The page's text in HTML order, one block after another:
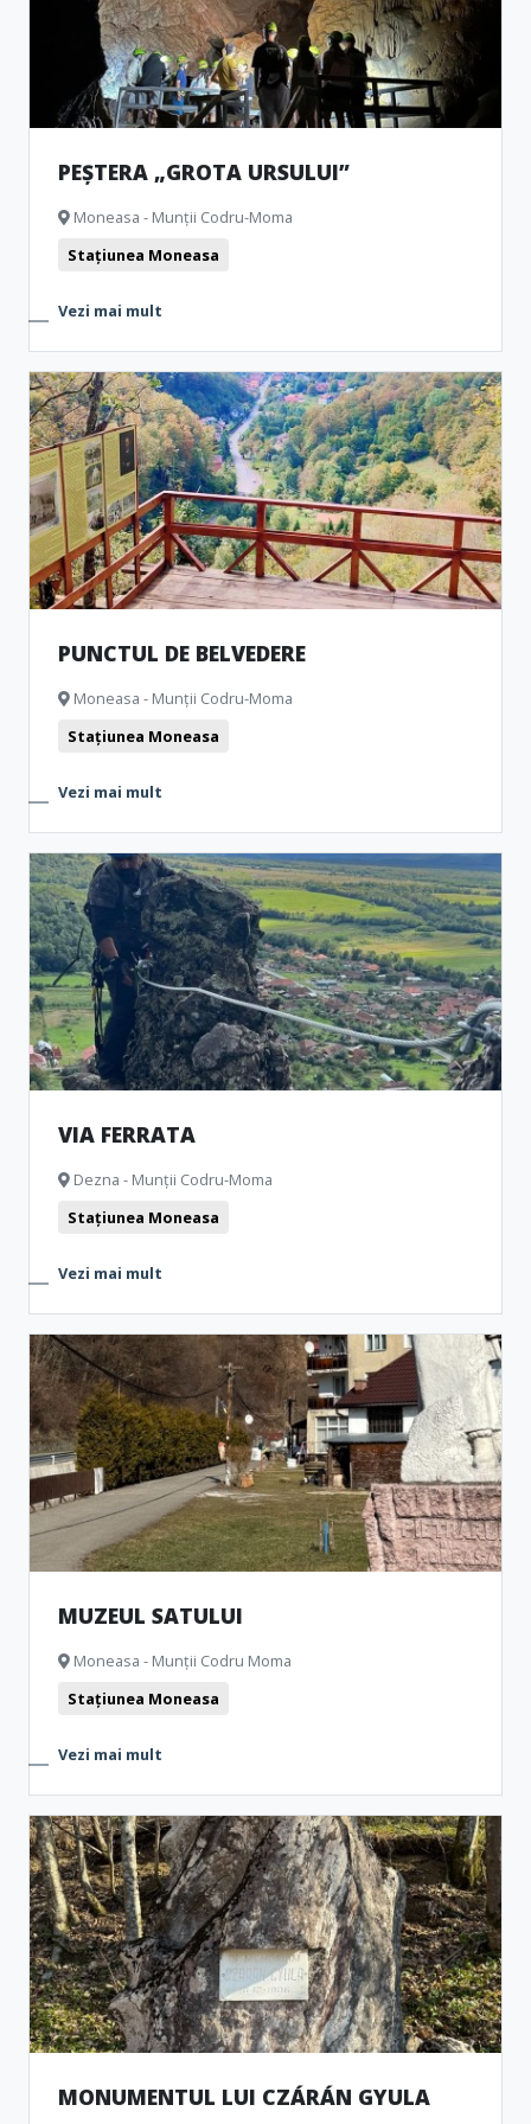
PEȘTERA „GROTA URSULUI”
Moneasa - Munții Codru-Moma
Stațiunea Moneasa
Vezi mai mult
PUNCTUL DE BELVEDERE
Moneasa - Munții Codru-Moma
Stațiunea Moneasa
Vezi mai mult
VIA FERRATA
Dezna - Munții Codru-Moma
Stațiunea Moneasa
Vezi mai mult
MUZEUL SATULUI
Moneasa - Munții Codru Moma
Stațiunea Moneasa
Vezi mai mult
MONUMENTUL LUI CZÁRÁN GYULA